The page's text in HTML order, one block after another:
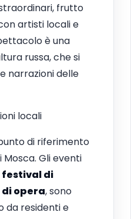
frutto
artisti locali e
è una
russa, che si
narrazioni delle
locali
di riferimento
Gli eventi
festival di
opera, sono
da residenti e